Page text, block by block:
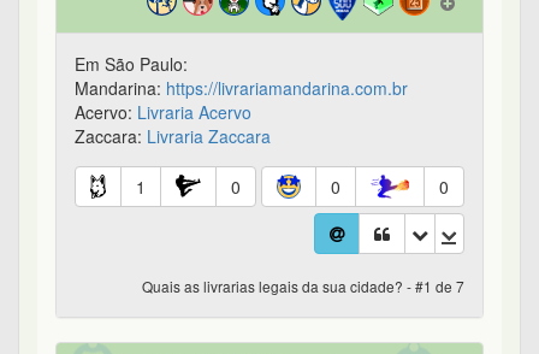
Em São Paulo:
Mandarina: https://livrariamandarina.com.br
Acervo: Livraria Acervo
Zaccara: Livraria Zaccara
1 0 0 0
Quais as livrarias legais da sua cidade? - #1 de 7